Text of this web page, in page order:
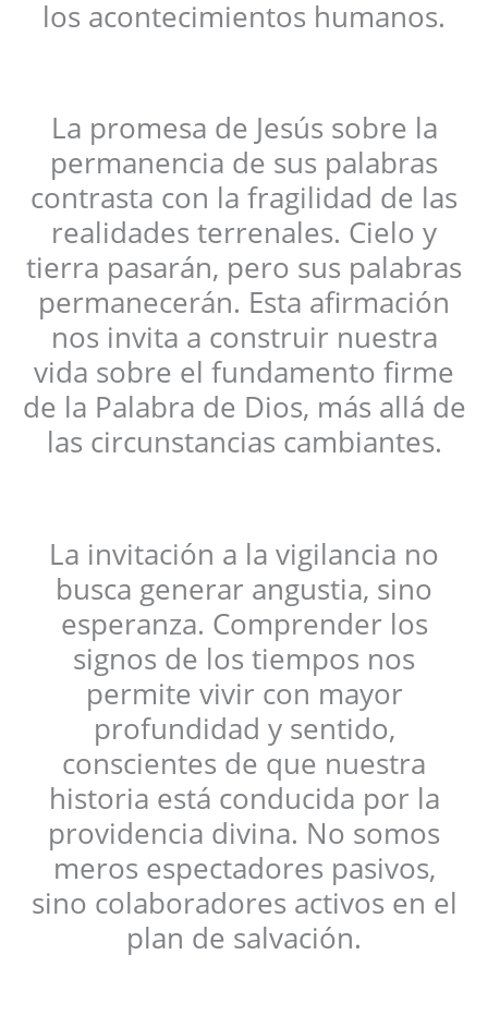
los acontecimientos humanos.
La promesa de Jesús sobre la
permanencia de sus palabras
contrasta con la fragilidad de las
realidades terrenales. Cielo y
tierra pasarán, pero sus palabras
permanecerán. Esta afirmación
nos invita a construir nuestra
vida sobre el fundamento firme
de la Palabra de Dios, más allá de
las circunstancias cambiantes.
La invitación a la vigilancia no
busca generar angustia, sino
esperanza. Comprender los
signos de los tiempos nos
permite vivir con mayor
profundidad y sentido,
conscientes de que nuestra
historia está conducida por la
providencia divina. No somos
meros espectadores pasivos,
sino colaboradores activos en el
plan de salvación.